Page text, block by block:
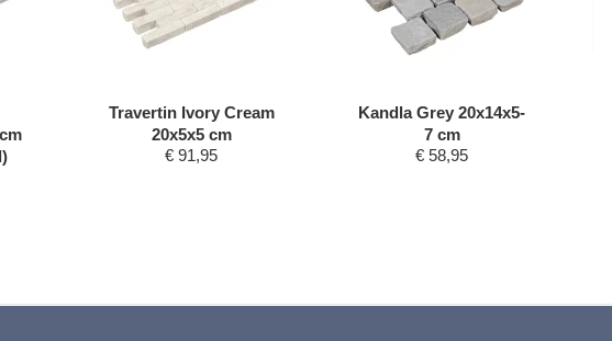
Travertin Ivory Cream
20x5x5 cm
€ 91,95
Kandla Grey 20x14x5-
7 cm
€ 58,95